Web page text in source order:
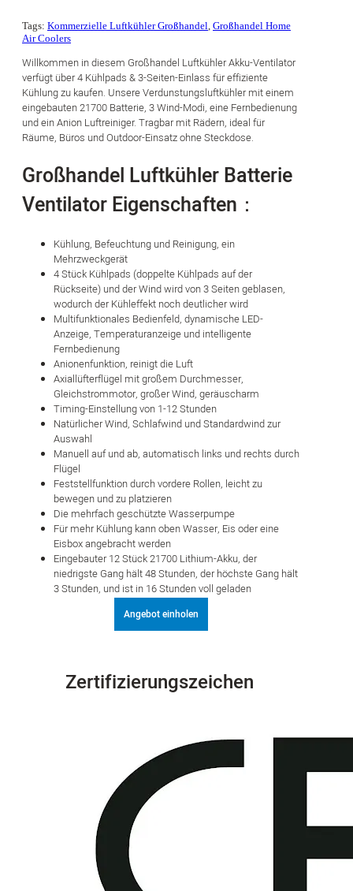
Tags: Kommerzielle Luftkühler Großhandel, Großhandel Home
Air Coolers
Willkommen in diesem Großhandel Luftkühler Akku-Ventilator
verfügt über 4 Kühlpads & 3-Seiten-Einlass für effiziente
Kühlung zu kaufen. Unsere Verdunstungsluftkühler mit einem
eingebauten 21700 Batterie, 3 Wind-Modi, eine Fernbedienung
und ein Anion Luftreiniger. Tragbar mit Rädern, ideal für
Räume, Büros und Outdoor-Einsatz ohne Steckdose.
Großhandel Luftkühler Batterie
Ventilator Eigenschaften：
Kühlung, Befeuchtung und Reinigung, ein
Mehrzweckgerät
4 Stück Kühlpads (doppelte Kühlpads auf der
Rückseite) und der Wind wird von 3 Seiten geblasen,
wodurch der Kühleffekt noch deutlicher wird
Multifunktionales Bedienfeld, dynamische LED-
Anzeige, Temperaturanzeige und intelligente
Fernbedienung
Anionenfunktion, reinigt die Luft
Axiallüfterflügel mit großem Durchmesser,
Gleichstrommotor, großer Wind, geräuscharm
Timing-Einstellung von 1-12 Stunden
Natürlicher Wind, Schlafwind und Standardwind zur
Auswahl
Manuell auf und ab, automatisch links und rechts durch
Flügel
Feststellfunktion durch vordere Rollen, leicht zu
bewegen und zu platzieren
Die mehrfach geschützte Wasserpumpe
Für mehr Kühlung kann oben Wasser, Eis oder eine
Eisbox angebracht werden
Eingebauter 12 Stück 21700 Lithium-Akku, der
niedrigste Gang hält 48 Stunden, der höchste Gang hält
3 Stunden, und ist in 16 Stunden voll geladen
Angebot einholen
Zertifizierungszeichen